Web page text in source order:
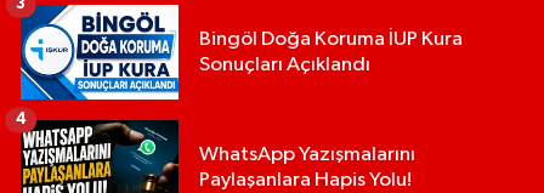
Bingöl Doğa Koruma İUP Kura
Sonuçları Açıklandı
3
WhatsApp Yazışmalarını
Paylaşanlara Hapis Yolu!
4